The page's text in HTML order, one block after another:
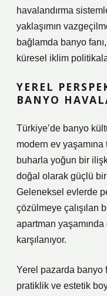
havalandırma
yaklaşımın
bağlamda banyo
küresel iklim
YEREL
BANYO
Türkiye’de banyo
modern ev yaşamına
buharla yoğun bir
doğal olarak güçlü bir
Geleneksel evlerde
çözülmeye çalışılan
apartman
karşılanıyor.
Yerel pazarda banyo
pratiklik ve estetik